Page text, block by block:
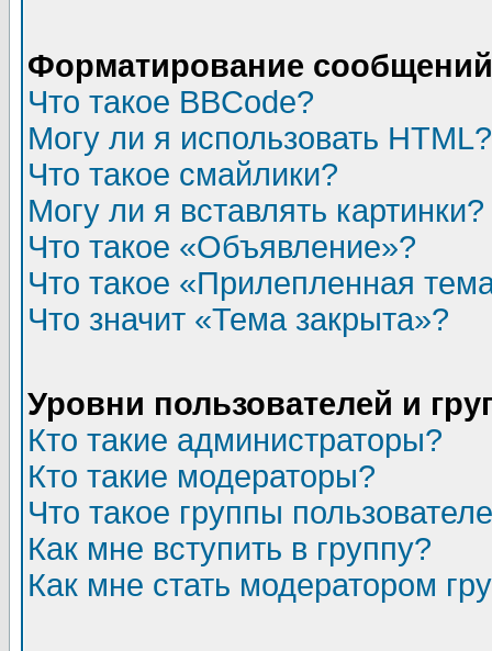
Форматирование
Что такое BBCode?
Могу ли я использовать HTML?
Что такое смайлики?
Могу ли я вставлять картинки?
Что такое «Объявление»?
Что такое «Прилепленная
Что значит «Тема закрыта»?
Уровни пользователей и
Кто такие администраторы?
Кто такие модераторы?
Что такое группы
Как мне вступить в группу?
Как мне стать модератором